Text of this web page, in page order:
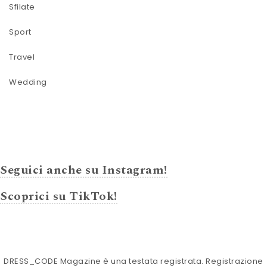
Sfilate
Sport
Travel
Wedding
Seguici anche su Instagram!
Scoprici su TikTok!
DRESS_CODE Magazine è una testata registrata. Registrazione